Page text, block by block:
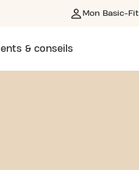
Mon Basic-Fit
& conseils